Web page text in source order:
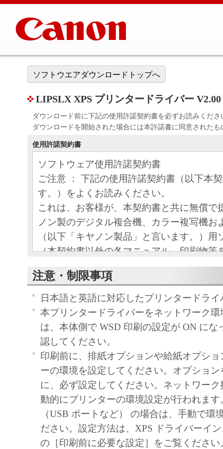
ソフトウエアダウンロードトップへ
LIPSLX XPS プリンタードライバー V2.00
ダウンロード前に下記の使用許諾契約書を必ずお読みくださ
ダウンロードを開始された場合には本許諾書に同意された
使用許諾契約書
ソフトウェア使用許諾契約書
ご注意 ： 下記の使用許諾契約書（以下本
す。）をよくお読みください。
これは、お客様が、本契約書と共に無償で
ノン製のデジタル複合機、カラー複写機お
（以下「キヤノン製品」と言います。）用
（本契約書以外の各マニュアル、印刷物等
以下「本ソフトウェア」と言います。）を
めの、お客様とキヤノン株式会社（以下キ
す。）との間の契約書です。
お客様は、『同意』を示す下記のボタンを
点、または「本ソフトウェア」のインスト
をもって、本契約書に同意したことになり
お客様が本契約書に同意できない場合、「
ア」を使用することはできません。
１．許諾
(1) キヤノンは、お客様が「キヤノン製品
のために、「キヤノン製品」に直接または
通じ接続される複数のコンピューター（以
と言います。）において、「本ソフトウェ
注意・制限事項
日本語と英語に対応したプリンタードラ
本プリンタードライバーをネットワーク
は、本体側で WSD 印刷の設定が ON にな
認してください。
印刷前に、排紙オプションや給紙オプシ
ーの環境を設定してください。オプショ
に、必ず設定してください。ネットワー
動的にプリンターの環境設定が行われま
（USB ポートなど） の場合は、手動で環
ださい。設定方法は、XPS ドライバーイ
の［印刷前に必要な設定］をご覧ください